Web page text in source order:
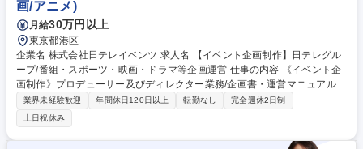
画/アニメ)
月給30万円以上
東京都港区
企業名 株式会社日テレイベンツ 求人名 【イベント企画制作】日テレグル
ープ/番組・スポーツ・映画・ドラマ等企画運営 仕事の内容 《イベント企
画制作》プロデューサー及びディレクター業務/企画書・運営マニュアル・
進行台本等の作成業務、会場手配、スケジュール進行管理、クライアン
ト・協力会社との折衝、本番運営、予算収支管理、 新規事業開発等イベン
トに係るあらゆる業務。 【魅力】展覧会、スポーツイベント、PRイベン
ト、エコイベント、展示会、各種式典など、幅広い分野のイベントに携わ
業界未経験歓迎 年間休日120日以上 転勤なし
完全週休2日制
土日祝休み